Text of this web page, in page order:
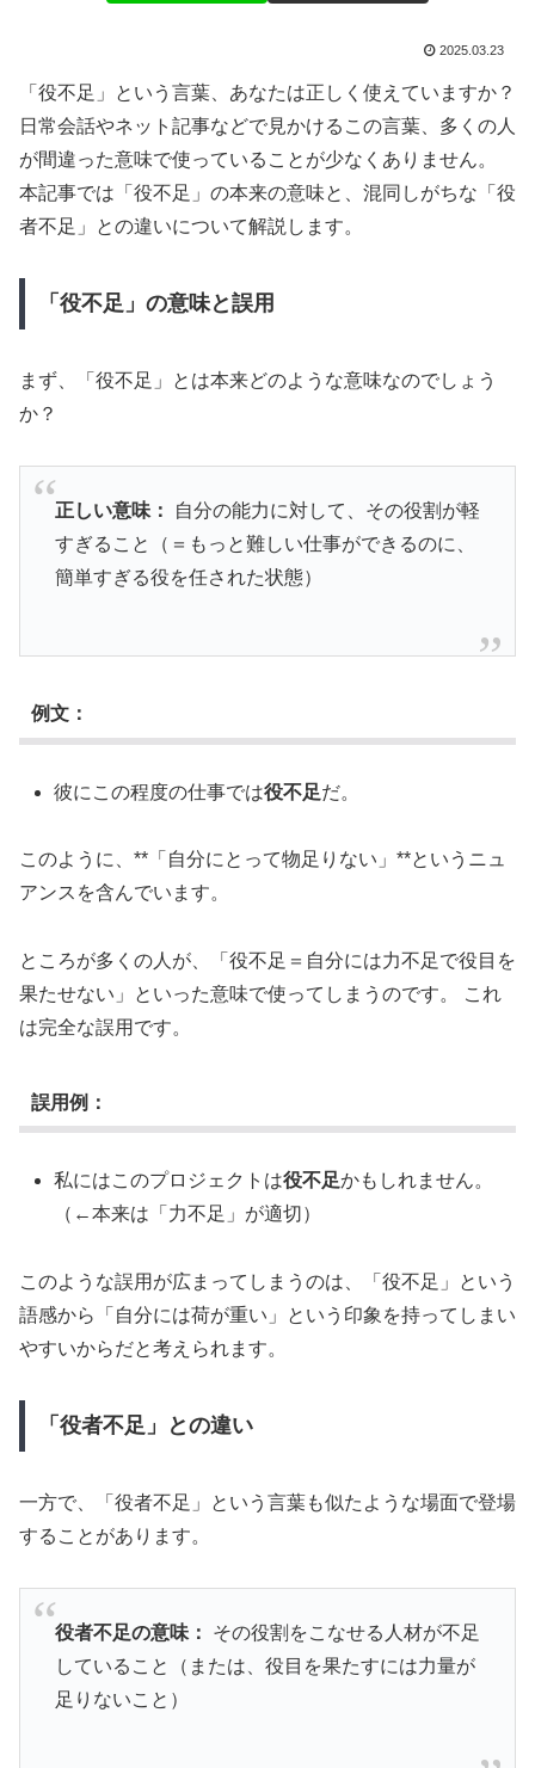
2025.03.23
「役不足」という言葉、あなたは正しく使えていますか？
日常会話やネット記事などで見かけるこの言葉、多くの人
が間違った意味で使っていることが少なくありません。
本記事では「役不足」の本来の意味と、混同しがちな「役
者不足」との違いについて解説します。
「役不足」の意味と誤用
まず、「役不足」とは本来どのような意味なのでしょう
か？
正しい意味：
自分の能力に対して、その役割が軽
すぎること（＝もっと難しい仕事ができるのに、
簡単すぎる役を任された状態）
例文：
彼にこの程度の仕事では役不足だ。
このように、**「自分にとって物足りない」**というニュ
アンスを含んでいます。
ところが多くの人が、「役不足＝自分には力不足で役目を
果たせない」といった意味で使ってしまうのです。 これ
は完全な誤用です。
誤用例：
私にはこのプロジェクトは役不足かもしれません。
（←本来は「力不足」が適切）
このような誤用が広まってしまうのは、「役不足」という
語感から「自分には荷が重い」という印象を持ってしまい
やすいからだと考えられます。
「役者不足」との違い
一方で、「役者不足」という言葉も似たような場面で登場
することがあります。
役者不足の意味：
その役割をこなせる人材が不足
していること（または、役目を果たすには力量が
足りないこと）